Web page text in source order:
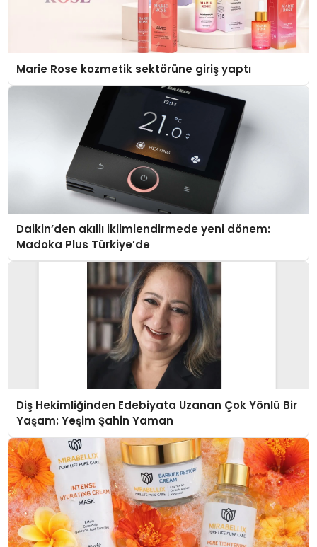
Marie Rose kozmetik sektörüne giriş yaptı
Daikin’den akıllı iklimlendirmede yeni dönem:
Madoka Plus Türkiye’de
Diş Hekimliğinden Edebiyata Uzanan Çok Yönlü Bir
Yaşam: Yeşim Şahin Yaman